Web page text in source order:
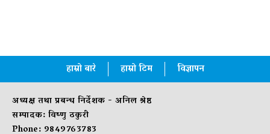
हाम्रो बारे हाम्रो टिम विज्ञापन
अध्यक्ष तथा प्रबन्ध निर्देशक - अनिल श्रेष्ठ
सम्पादक: विष्णु ठकुरी
Phone: 9849763783